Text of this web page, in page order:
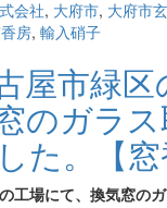
会社, 大府市, 大府市
房, 輸入硝子
屋市緑区
のガラ
た。【窓
工場にて、換気窓の